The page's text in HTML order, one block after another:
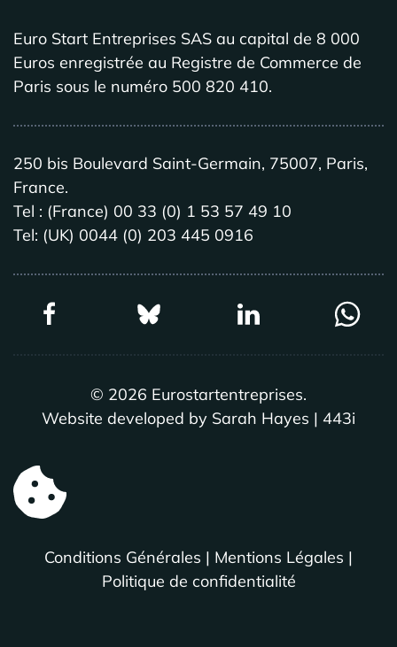
Euro Start Entreprises SAS au capital de 8 000
Euros enregistrée au Registre de Commerce de
Paris sous le numéro 500 820 410.
250 bis Boulevard Saint-Germain, 75007, Paris,
France.
Tel : (France) 00 33 (0) 1 53 57 49 10
Tel: (UK) 0044 (0) 203 445 0916
© 2026 Eurostartentreprises.
Website developed by Sarah Hayes | 443i
Conditions Générales | Mentions Légales |
Politique de confidentialité